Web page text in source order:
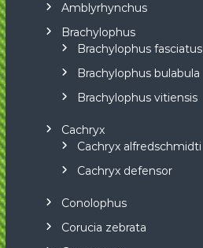
Amblyrhynchus
Brachylophus
Brachylophus fasciatus
Brachylophus bulabula
Brachylophus vitiensis
Cachryx
Cachryx alfredschmidti
Cachryx defensor
Conolophus
Corucia zebrata